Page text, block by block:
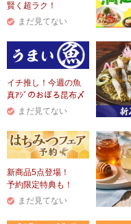
賢く超ラク！
まだ見てない
イチ推し！今週の魚
真ｱｼﾞのおぼろ昆布〆
まだ見てない
新商品5点登場！
予約限定特典も！
まだ見てない